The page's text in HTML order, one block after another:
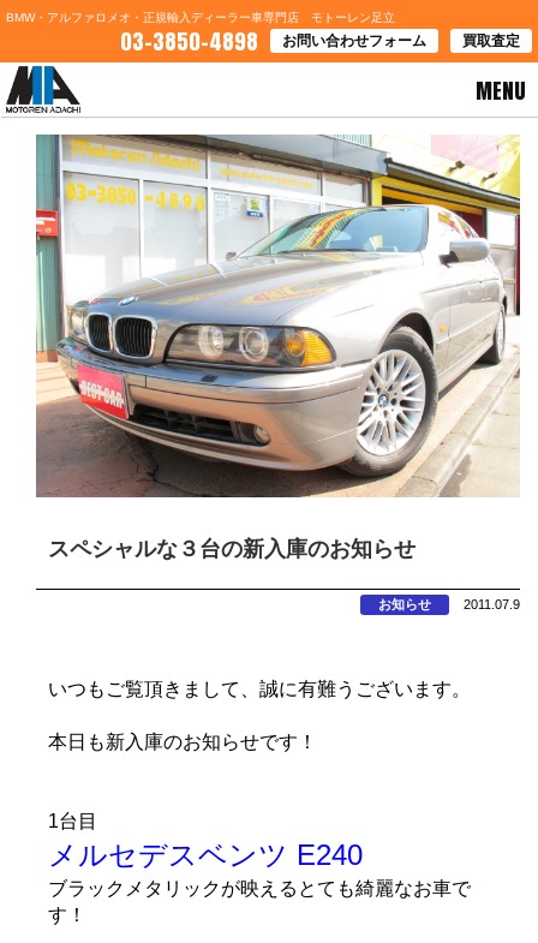
BMW・アルファロメオ・正規輸入ディーラー車専門店 モトーレン足立
03-3850-4898 お問い合わせフォーム 買取査定
MENU
HOME>お知らせ
スペシャルな３台の新入庫のお知らせ
お知らせ 2011.07.9
いつもご覧頂きまして、誠に有難うございます。
本日も新入庫のお知らせです！
1台目
メルセデスベンツ E240
ブラックメタリックが映えるとても綺麗なお車で
す！